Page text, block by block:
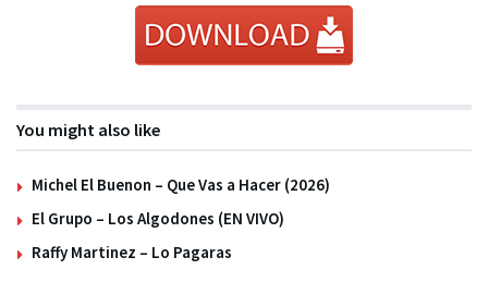
You might also like
Michel El Buenon – Que Vas a Hacer (2026)
El Grupo – Los Algodones (EN VIVO)
Raffy Martinez – Lo Pagaras